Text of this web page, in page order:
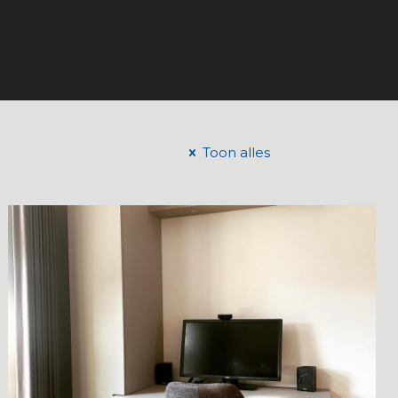
Toon alles